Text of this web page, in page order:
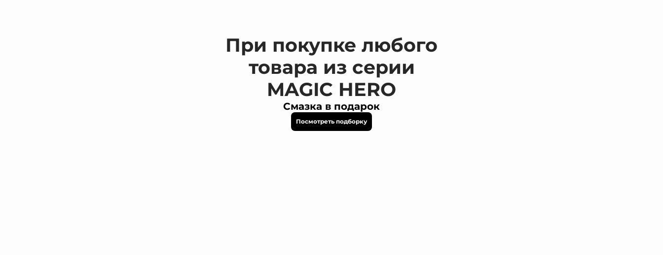
При покупке любого
товара из серии
MAGIC HERO
Смазка в подарок
Посмотреть подборку